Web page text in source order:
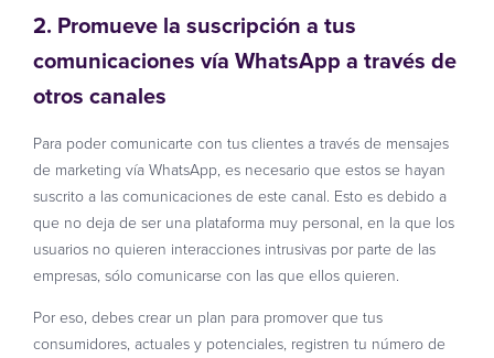
2. Promueve la suscripción a tus
comunicaciones vía WhatsApp a través de
otros canales
Para poder comunicarte con tus clientes a través de mensajes
de marketing vía WhatsApp, es necesario que estos se hayan
suscrito a las comunicaciones de este canal. Esto es debido a
que no deja de ser una plataforma muy personal, en la que los
usuarios no quieren interacciones intrusivas por parte de las
empresas, sólo comunicarse con las que ellos quieren.
Por eso, debes crear un plan para promover que tus
consumidores, actuales y potenciales, registren tu número de